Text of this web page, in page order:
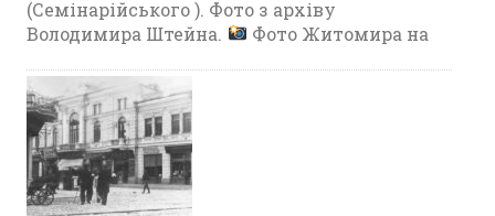
(Семінарійського ). Фото з архіву
Володимира Штейна.
Фото Житомира на